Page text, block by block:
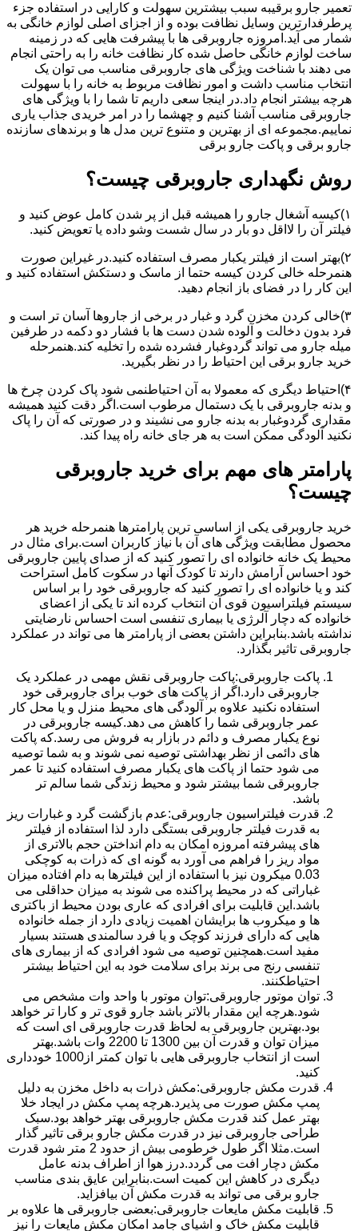
تعمیر جارو برقیبه سبب بیشترین سهولت و کارایی در استفاده جزء
پرطرفدارترین وسایل نظافت بوده و از اجزای اصلی لوازم خانگی به
شمار می آید.امروزه جاروبرقی ها با پیشرفت هایی که در زمینه
ساخت لوازم خانگی حاصل شده کار نظافت خانه را به راحتی انجام
می دهند با شناخت ویژگی های جاروبرقی مناسب می توان یک
انتخاب مناسب داشت و امور نظافت مربوط به خانه را با سهولت
هرچه بیشتر انجام داد.در اینجا سعی داریم تا شما را با ویژگی های
جاروبرقی مناسب آشنا کنیم و چهشما را در امر خریدی جذاب یاری
نماییم.مجموعه ای از بهترین و متنوع ترین مدل ها و برندهای سازنده
جارو برقی و پاکت جارو برقی
روش نگهداری جاروبرقی چیست؟
۱)کیسه آشغال جارو را همیشه قبل از پر شدن کامل عوض کنید و
فیلتر آن را لااقل دو بار در سال شست وشو داده یا تعویض کنید.
۲)بهتر است از فیلتر یکبار مصرف استفاده کنید.در غیراین صورت
هنمرحله خالی کردن کیسه حتما از ماسک و دستکش استفاده کنید و
این کار را در فضای باز انجام دهید.
۳)خالی کردن مخزن گرد و غبار در برخی از جاروها آسان تر است و
فرد بدون دخالت و آلوده شدن دست ها با فشار دو دکمه در طرفین
میله جارو می تواند گردوغبار فشرده شده را تخلیه کند.هنمرحله
خرید جارو برقی این احتیاط را در نظر بگیرید.
۴)احتیاط دیگری که معمولا به آن احتیاطنمی شود پاک کردن چرخ ها
و بدنه جاروبرقی با یک دستمال مرطوب است.اگر دقت کنید همیشه
مقداری گردوغبار به بدنه جارو می نشیند و در صورتی که آن را پاک
نکنید آلودگی ممکن است به هر جای خانه راه پیدا کند.
پارامتر های مهم برای خرید جاروبرقی
چیست؟
خرید جاروبرقی یکی از اساسی ترین پارامترها هنمرحله خرید هر
محصول مطابقت ویژگی های آن با نیاز کاربران است.برای مثال در
محیط یک خانه خانواده ای را تصور کنید که از صدای پایین جاروبرقی
خود احساس آرامش دارند تا کودک آنها در سکوت کامل استراحت
کند و یا خانواده ای را تصور کنید که جاروبرقی خود را بر اساس
سیستم فیلتراسیون قوی آن انتخاب کرده اند تا یکی از اعضای
خانواده که دچار آلرژی یا بیماری تنفسی است احساس نارضایتی
نداشته باشد.بنابراین داشتن بعضی از پارامتر ها می تواند در عملکرد
جاروبرقی تاثیر بگذارد.
پاکت جاروبرقی:پاکت جاروبرقی نقش مهمی در عملکرد یک
جاروبرقی دارد.اگر از پاکت های خوب برای جاروبرقی خود
استفاده نکنید علاوه بر آلودگی های محیط منزل و یا محل کار
عمر جاروبرقی شما را کاهش می دهد.کیسه جاروبرقی در
نوع یکبار مصرف و دائم در بازار به فروش می رسد.که پاکت
های دائمی از نظر بهداشتی توصیه نمی شوند و به شما توصیه
می شود حتما از پاکت های یکبار مصرف استفاده کنید تا عمر
جاروبرقی شما بیشتر شود و محیط زندگی شما سالم تر
باشد.
قدرت فیلتراسیون جاروبرقی:عدم بازگشت گرد و غبارات ریز
به قدرت فیلتر جاروبرقی بستگی دارد لذا استفاده از فیلتر
های پیشرفته امروزه امکان به دام انداختن حجم بالاتری از
مواد ریز را فراهم می آورد به گونه ای که ذرات به کوچکی
0.03 میکرون نیز با استفاده از این فیلترها به دام افتاده میزان
غباراتی که در محیط پراکنده می شوند به میزان حداقلی می
باشد.این قابلیت برای افرادی که عاری بودن محیط از باکتری
ها و میکروب ها برایشان اهمیت زیادی دارد از جمله خانواده
هایی که دارای فرزند کوچک و یا فرد سالمندی هستند بسیار
مفید است.همچنین توصیه می شود افرادی که از بیماری های
تنفسی رنج می برند برای سلامت خود به این احتیاط بیشتر
احتیاطکنند.
توان موتور جاروبرقی:توان موتور با واحد وات مشخص می
شود.هرچه این مقدار بالاتر باشد جارو قوی تر و کارا تر خواهد
بود.بهترین جاروبرقی به لحاظ قدرت جاروبرقی ای است که
میزان توان و قدرت آن بین 1300 تا 2200 وات باشد.بهتر
است از انتخاب جاروبرقی هایی با توان کمتر از1000 خودداری
کنید.
قدرت مکش جاروبرقی:مکش ذرات به داخل مخزن به دلیل
پمپ مکش صورت می پذیرد.هرچه پمپ مکش در ایجاد خلا
بهتر عمل کند قدرت مکش جاروبرقی بهتر خواهد بود.سبک
طراحی جاروبرقی نیز در قدرت مکش جارو برقی تاثیر گذار
است.مثلا اگر طول خرطومی بیش از حدود 2 متر شود قدرت
مکش دچار افت می گردد.درز هوا از اطراف بدنه عامل
دیگری در کاهش این کمیت است.بنابراین عایق بندی مناسب
جارو برقی می تواند به قدرت مکش آن بیافزاید.
قابلیت مکش مایعات جاروبرقی:بعضی جاروبرقی ها علاوه بر
قابلیت مکش خاک و اشیای جامد امکان مکش مایعات را نیز